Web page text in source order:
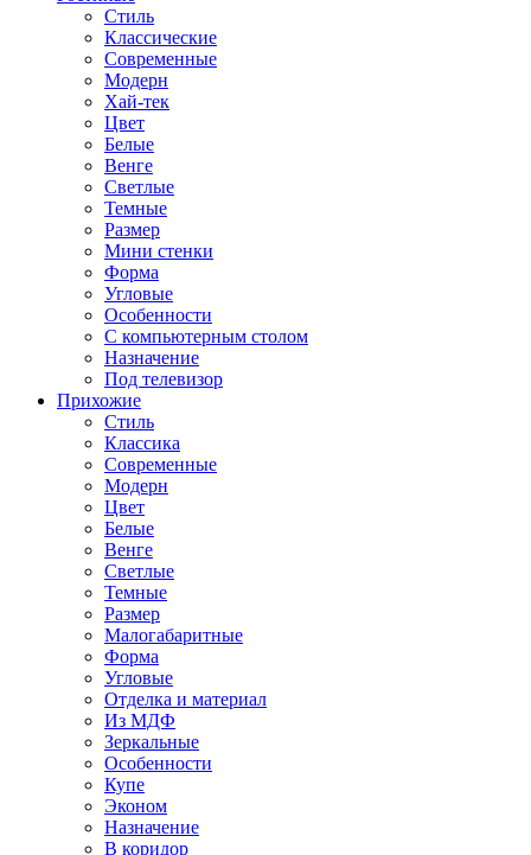
Стиль
Классические
Современные
Модерн
Хай-тек
Цвет
Белые
Венге
Светлые
Темные
Размер
Мини стенки
Форма
Угловые
Особенности
С компьютерным столом
Назначение
Под телевизор
Прихожие
Стиль
Классика
Современные
Модерн
Цвет
Белые
Венге
Светлые
Темные
Размер
Малогабаритные
Форма
Угловые
Отделка и материал
Из МДФ
Зеркальные
Особенности
Купе
Эконом
Назначение
В коридор